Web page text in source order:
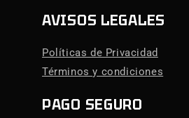
AVISOS LEGALES
Políticas de Privacidad
Términos y condiciones
PAGO SEGURO